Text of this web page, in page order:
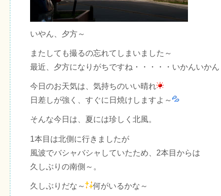
いやん、夕方～
またしても撮るの忘れてしまいました～
最近、夕方になりがちですね・・・・・いかんいかん
今日のお天気は、気持ちのいい晴れ
日差しが強く、すぐに日焼けしますよ～
そんな今日は、夏には珍しく北風。
1本目は北側に行きましたが
風波でバシャバシャしていたため、2本目からは
久しぶりの南側～。
久しぶりだな～ 何がいるかな～